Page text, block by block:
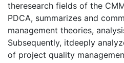
theresearch fields of the
PDCA, summarizes and
management theories,
Subsequently, itdeeply
of project quality